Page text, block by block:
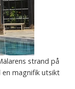
strand på
en magnifik utsikt